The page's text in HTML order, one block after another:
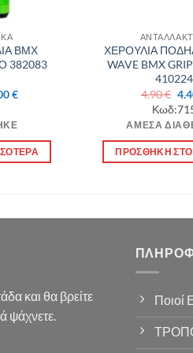
ΒΜΧ
382083
€.
€Η
είναι:
10.00 €.
ΧΕΡΟΥΛΙΑ
WAVE BMX
410224
4.90€
ΆΜΕΣΑ
ΠΡΟΣΘΉΚΗ ΣΤΟ
και θα βρείτε
ψάχνετε.
Ποιοί